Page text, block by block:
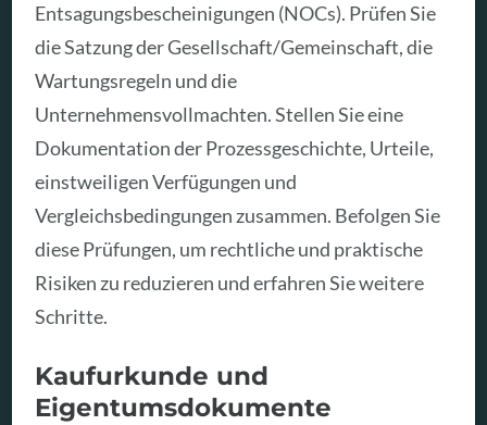
Entsagungsbescheinigungen (NOCs). Prüfen Sie
die Satzung der Gesellschaft/Gemeinschaft, die
Wartungsregeln und die
Unternehmensvollmachten. Stellen Sie eine
Dokumentation der Prozessgeschichte, Urteile,
einstweiligen Verfügungen und
Vergleichsbedingungen zusammen. Befolgen Sie
diese Prüfungen, um rechtliche und praktische
Risiken zu reduzieren und erfahren Sie weitere
Schritte.
Kaufurkunde und
Eigentumsdokumente